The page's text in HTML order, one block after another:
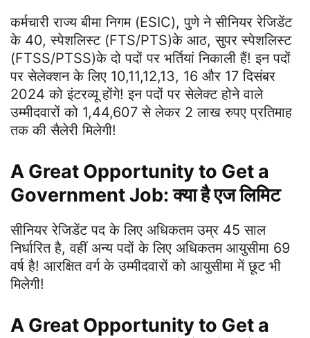
कर्मचारी राज्य बीमा निगम (ESIC), पुणे ने सीनियर रेजिडेंट
के 40, स्पेशलिस्ट (FTS/PTS)के आठ, सुपर स्पेशलिस्ट
(FTSS/PTSS)के दो पदों पर भर्तियां निकाली हैं! इन पदों
पर सेलेक्‍शन के लिए 10,11,12,13, 16 और 17 दिसंबर
2024 को इंटरव्यू होंगे! इन पदों पर सेलेक्‍ट होने वाले
उम्‍मीदवारों को 1,44,607 से लेकर 2 लाख रुपए प्रतिमाह
तक की सैलेरी मिलेगी!
A Great Opportunity to Get a
Government Job: क्‍या है एज लिमिट
सीनियर रेजिडेंट पद के लिए अधिकतम उम्र 45 साल
निर्धारित है, वहीं अन्‍य पदों के लिए अधिकतम आयुसीमा 69
वर्ष है! आरक्षित वर्ग के उम्‍मीदवारों को आयुसीमा में छूट भी
मिलेगी!
A Great Opportunity to Get a